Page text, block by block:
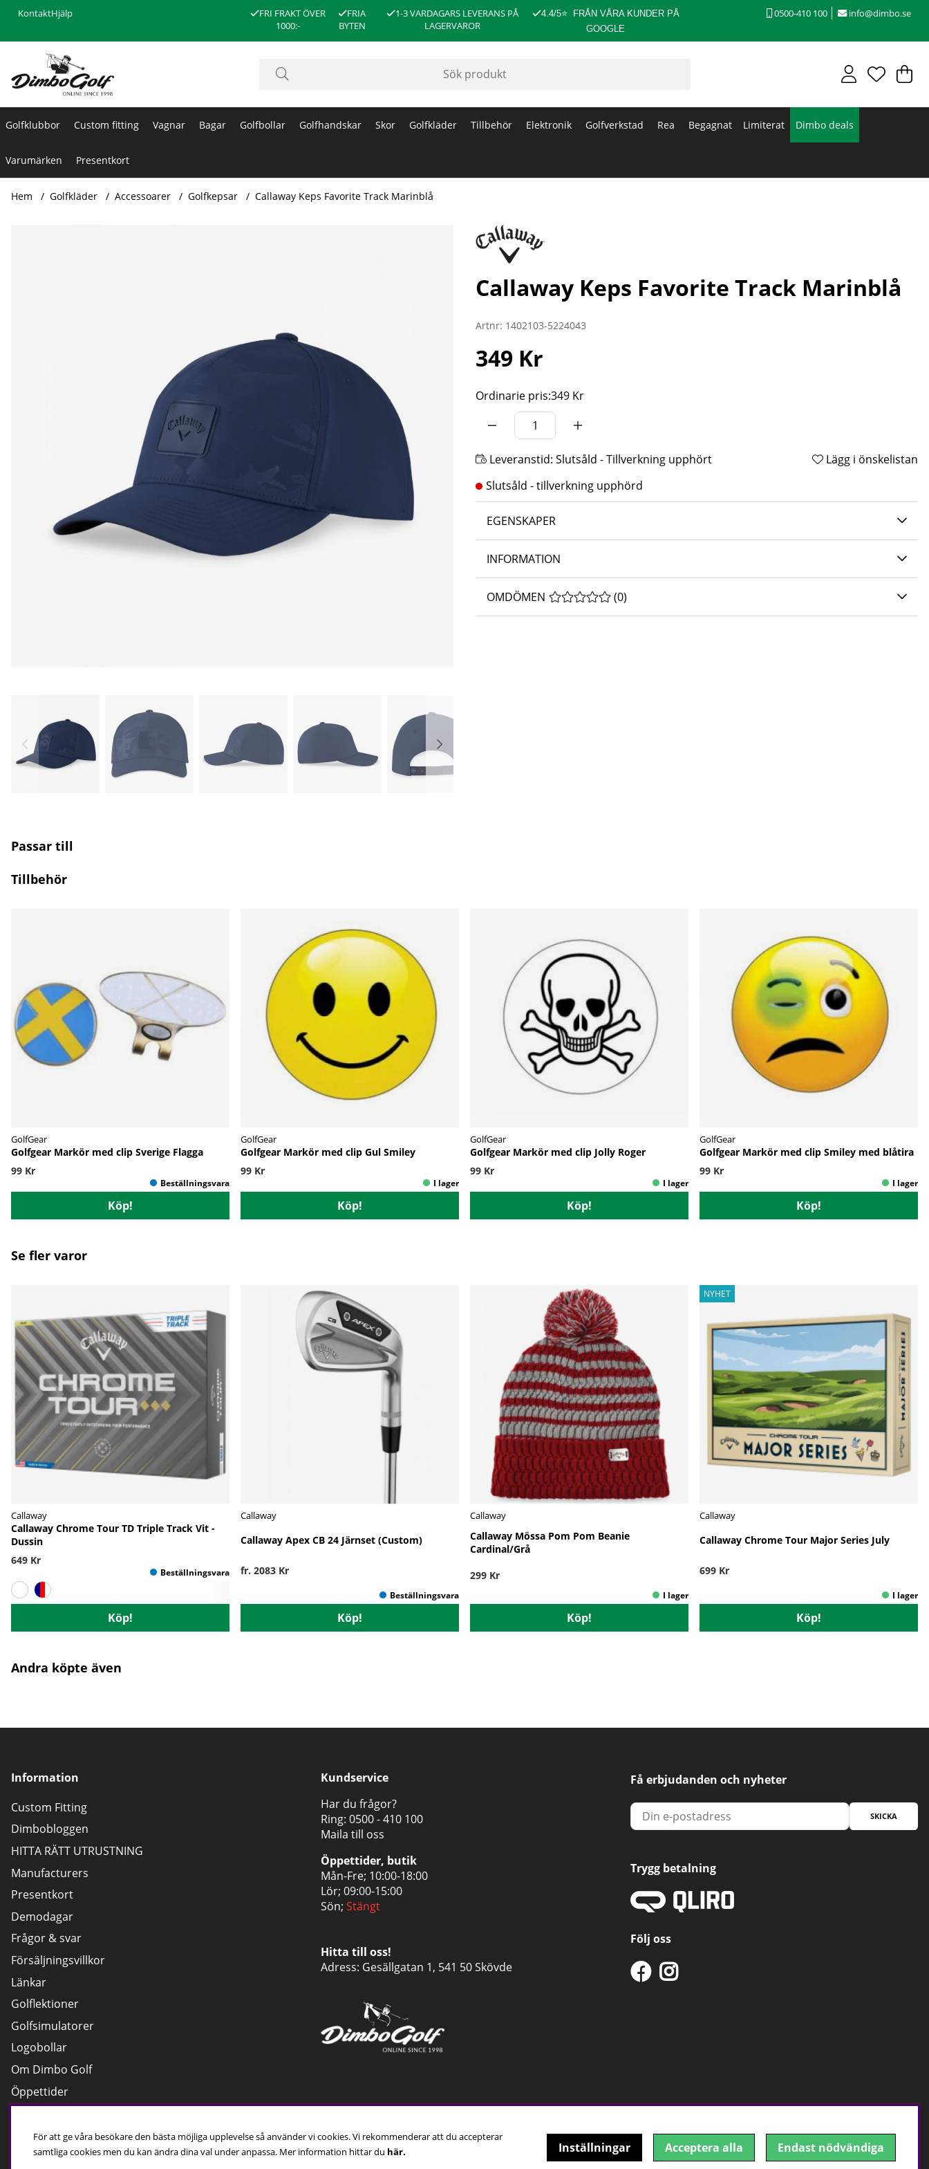
KontaktHjälp
FRI FRAKT ÖVER
1000:-
FRIA
BYTEN
1-3 VARDAGARS LEVERANS PÅ
LAGERVAROR
4.4/5⭐
FRÅN VÅRA KUNDER PÅ
GOOGLE
0500-410 100 info@dimbo.se
.
Golfklubbor Custom fitting Vagnar Bagar Golfbollar Golfhandskar Skor Golfkläder Tillbehör Elektronik Golfverkstad Rea Begagnat Limiterat Dimbo deals
Varumärken Presentkort
Hem Golfkläder Accessoarer Golfkepsar Callaway Keps Favorite Track Marinblå
Callaway Keps Favorite Track Marinblå
Artnr: 1402103-5224043
349 Kr
Ordinarie pris:349 Kr
Leveranstid: Slutsåld - Tillverkning upphört Lägg i önskelistan
EGENSKAPER
INFORMATION
OMDÖMEN MEDELBETYG 0 AV 5 ANTAL BETYG 0
(0)
Passar till
Tillbehör
GolfGear
Golfgear Markör med clip Sverige Flagga
99 Kr
Köp!
GolfGear
Golfgear Markör med clip Gul Smiley
99 Kr
Köp!
GolfGear
Golfgear Markör med clip Jolly Roger
99 Kr
Köp!
GolfGear
Golfgear Markör med clip Smiley med blåtira
99 Kr
Köp!
Se fler varor
Callaway
Callaway Chrome Tour TD Triple Track Vit -
Dussin
649 Kr
Köp!
Callaway
Callaway Apex CB 24 Järnset (Custom)
fr. 2083 Kr
Köp!
Callaway
Callaway Mössa Pom Pom Beanie
Cardinal/Grå
299 Kr
Köp!
NYHET
Callaway
Callaway Chrome Tour Major Series July
699 Kr
Köp!
Andra köpte även
Information
Custom Fitting
Dimbobloggen
HITTA RÄTT UTRUSTNING
Manufacturers
Presentkort
Demodagar
Frågor & svar
Försäljningsvillkor
Länkar
Golflektioner
Golfsimulatorer
Logobollar
Om Dimbo Golf
Öppettider
Kundservice
Har du frågor?
Ring: 0500 - 410 100
Maila till oss
Öppettider, butik
Mån-Fre; 10:00-18:00
Lör; 09:00-15:00
Sön; Stängt
Hitta till oss!
Adress: Gesällgatan 1, 541 50 Skövde
Få erbjudanden och nyheter
SKICKA
Trygg betalning
Följ oss
För att ge våra besökare den bästa möjliga upplevelse så använder vi cookies. Vi rekommenderar att du accepterar
samtliga cookies men du kan ändra dina val under anpassa. Mer information hittar du här. Inställningar Acceptera alla Endast nödvändiga